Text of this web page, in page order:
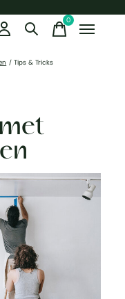
0items
/ Tips & Tricks